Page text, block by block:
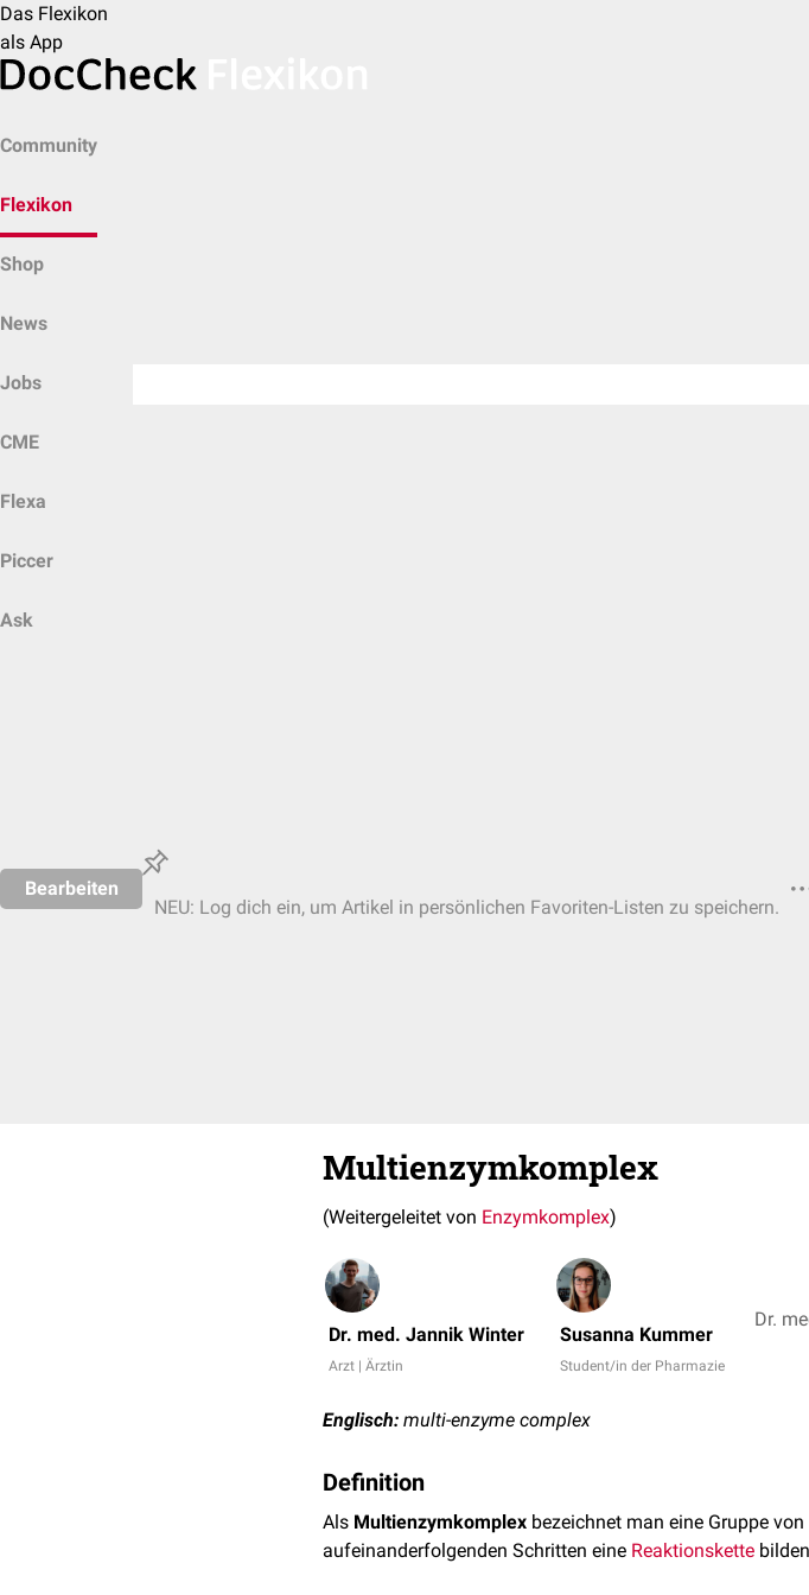
Das Flexikon
als App
Community
Flexikon
Shop
News
Jobs
CME
Flexa
Piccer
Ask
Bearbeiten
NEU: Log dich ein, um Artikel in persönlichen Favoriten-Listen zu speichern.
Multienzymkomplex
(Weitergeleitet von Enzymkomplex)
Dr. med. Jannik Winter
Arzt | Ärztin
Susanna Kummer
Student/in der Pharmazie
Englisch: multi-enzyme complex
Definition
Als Multienzymkomplex bezeichnet man eine Gruppe von
aufeinanderfolgenden Schritten eine Reaktionskette